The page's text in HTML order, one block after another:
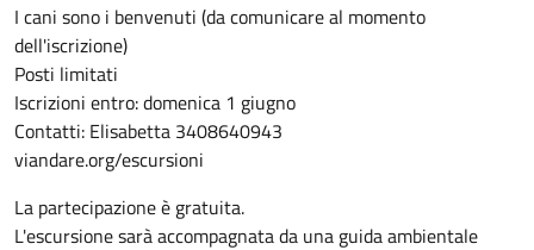
I cani sono i benvenuti (da comunicare al momento
dell'iscrizione)
Posti limitati
Iscrizioni entro: domenica 1 giugno
Contatti: Elisabetta 3408640943
viandare.org/escursioni
La partecipazione è gratuita.
L'escursione sarà accompagnata da una guida ambientale